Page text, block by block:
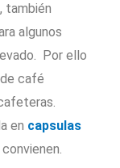
también
algunos
Por ello
café
en capsulas